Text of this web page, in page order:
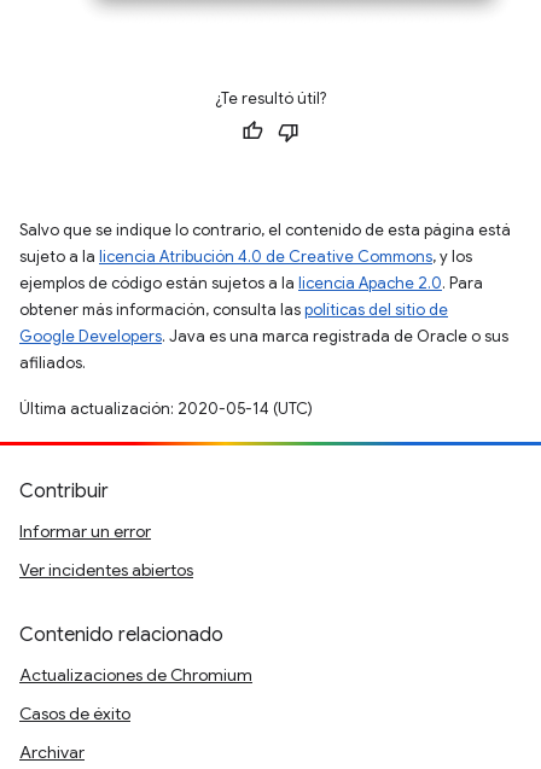
¿Te resultó útil?
Salvo que se indique lo contrario, el contenido de esta página está
sujeto a la licencia Atribución 4.0 de Creative Commons, y los
ejemplos de código están sujetos a la licencia Apache 2.0. Para
obtener más información, consulta laspolíticas del sitio de
Google Developers. Java es una marca registrada de Oracle o sus
afiliados.
Última actualización: 2020-05-14 (UTC)
Contribuir
Informar un error
Ver incidentes abiertos
Contenido relacionado
Actualizaciones de Chromium
Casos de éxito
Archivar